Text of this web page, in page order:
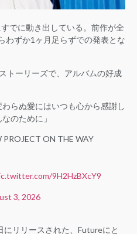
でに動き出している。前作が全
わずか1ヶ月足らずでの発表とな
トーリーズで、アルバムの好成
らぬ愛にはいつも心から感謝し
のために」
PROJECT ON THE WAY
9H2HzBXcY9
3, 2026
リリースされた、Futureにと